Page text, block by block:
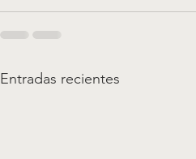
Entradas recientes